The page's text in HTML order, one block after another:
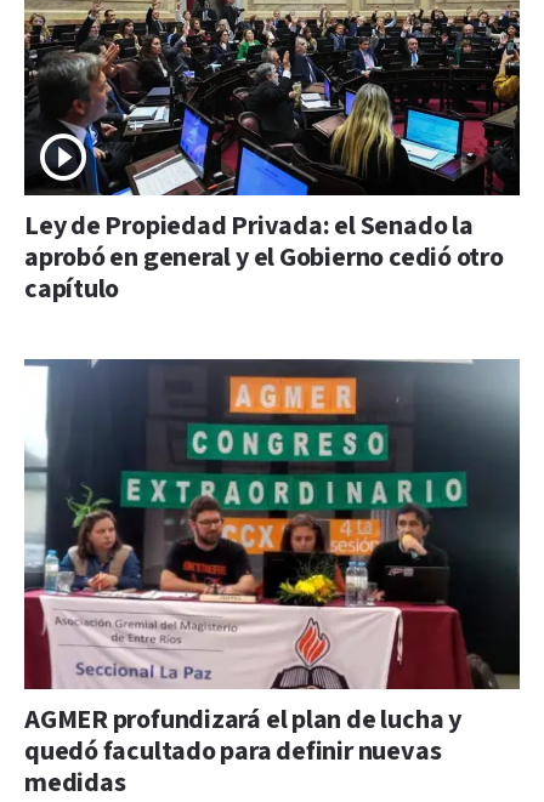
Ley de Propiedad Privada: el Senado la
aprobó en general y el Gobierno cedió otro
capítulo
AGMER profundizará el plan de lucha y
quedó facultado para definir nuevas
medidas